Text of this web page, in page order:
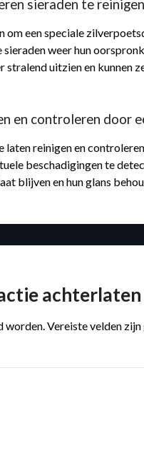
sieraden te
om een speciale
weer hun
uitzien en kunnen
en controleren door
reinigen en
beschadigingen te
blijven en hun glans
achterlaten
worden. Vereiste velden